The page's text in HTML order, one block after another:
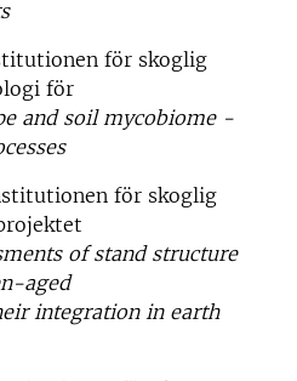
för skoglig
för
and soil mycobiome -
för skoglig
of stand structure
aged
integration in earth